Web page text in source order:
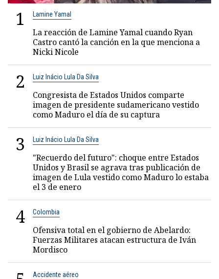
1 Lamine Yamal
La reacción de Lamine Yamal cuando Ryan
Castro cantó la canción en la que menciona a
Nicki Nicole
2 Luiz Inácio Lula Da Silva
Congresista de Estados Unidos comparte
imagen de presidente sudamericano vestido
como Maduro el día de su captura
3 Luiz Inácio Lula Da Silva
"Recuerdo del futuro": choque entre Estados
Unidos y Brasil se agrava tras publicación de
imagen de Lula vestido como Maduro lo estaba
el 3 de enero
4 Colombia
Ofensiva total en el gobierno de Abelardo:
Fuerzas Militares atacan estructura de Iván
Mordisco
Accidente aéreo